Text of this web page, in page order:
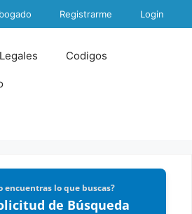
Registrarme Login
Codigos
encuentras lo que buscas?
de Búsqueda